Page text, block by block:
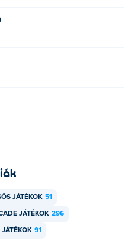
JÁTÉKOK 51
JÁTÉKOK 296
JÁTÉKOK 91